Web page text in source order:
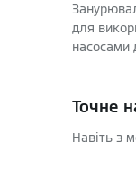
для
насосами
Точне
Навіть з